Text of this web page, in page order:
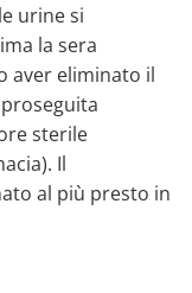
urine si
la sera
aver eliminato il
sterile
Il
al più presto in